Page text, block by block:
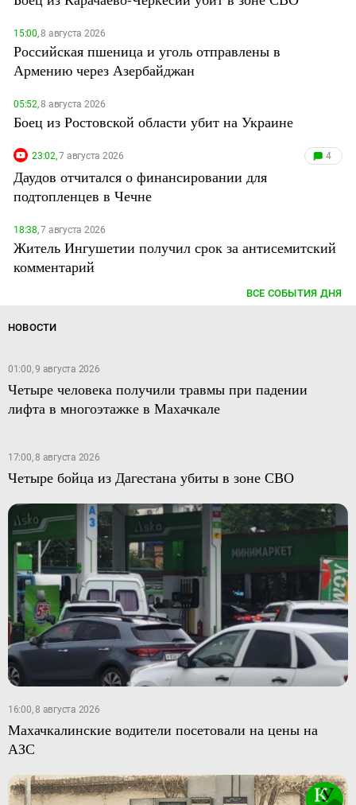
15:00,8 августа 2026
Российская пшеница и уголь отправлены в
Армению через Азербайджан
05:52,8 августа 2026
Боец из Ростовской области убит на Украине
23:02,7 августа 2026 4
Даудов отчитался о финансировании для
подтопленцев в Чечне
18:38,7 августа 2026
Житель Ингушетии получил срок за антисемитский
комментарий
ВСЕ СОБЫТИЯ ДНЯ
НОВОСТИ
01:00, 9 августа 2026
Четыре человека получили травмы при падении
лифта в многоэтажке в Махачкале
17:00, 8 августа 2026
Четыре бойца из Дагестана убиты в зоне СВО
16:00, 8 августа 2026
Махачкалинские водители посетовали на цены на
АЗС